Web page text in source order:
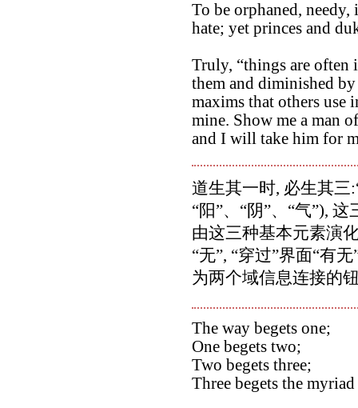
To be orphaned,
hate; yet princes and
Truly, “things are often
them and diminished
maxims that others
mine. Show me a man
and I will take him for
道生其一时, 必生其三
“阳”、“阴”、“气”),
由这三种基本元素演
“无”, “穿过”界面“有
为两个域信息连接的
The way begets one;
One begets two;
Two begets three;
Three begets the myriad